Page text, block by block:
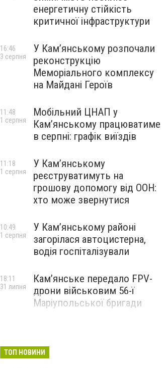
енергетичну стійкість
критичної інфраструктури
У Кам’янському розпочали
реконструкцію
Меморіального комплексу
на Майдані Героїв
16:46
3 серпня
Мобільний ЦНАП у
Кам’янському працюватиме
в серпні: графік виїздів
11:48
1 серпня
У Кам’янському
реєструватимуть на
грошову допомогу від ООН:
хто може звернутися
11:18
1 серпня
У Кам’янському районі
загорілася автоцистерна,
водія госпіталізували
10:49
1 серпня
Кам’янське передало FPV-
дрони військовим 56-ї
Маріупольської бригади
18:11
31 липня
ТОП НОВИНИ